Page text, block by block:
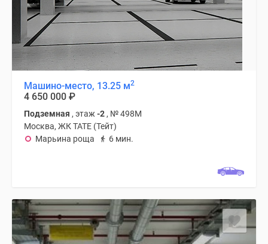
Машино-место, 13.25 м2
4 650 000 ₽
Подземная , этаж -2 , № 498М
Москва, ЖК TATE (Тейт)
Марьина роща
6 мин.